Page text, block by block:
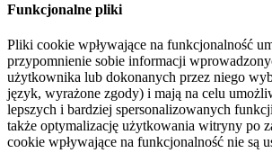
Funkcjonalne pliki
Pliki cookie wpływające na funkcjonalność
przypomnienie sobie informacji
użytkownika lub dokonanych przez niego
język, wyrażone zgody) i mają na celu
lepszych i bardziej spersonalizowanych
także optymalizację użytkowania witryny po
cookie wpływające na funkcjonalność nie są